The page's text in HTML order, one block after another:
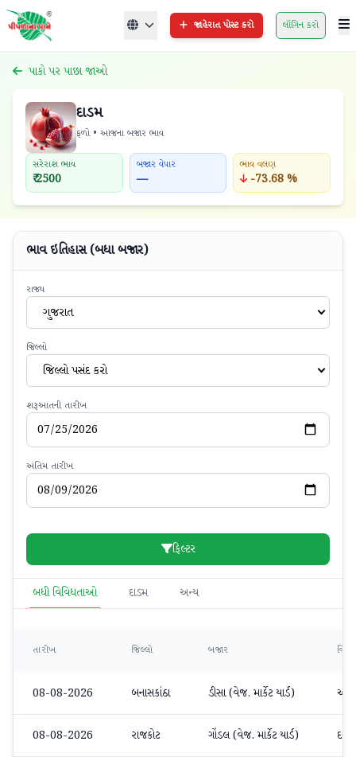
જાહેરાત પોસ્ટ કરો લૉગિન કરો
પાકો પર પાછા જાઓ
દાડમ
ફળો • આજના બજાર ભાવ
સરેરાશ ભાવ
₹ 2500
બજાર વેપાર
—
ભાવ વલણ
-73.68 %
ભાવ ઇતિહાસ (બધા બજાર)
રાજ્ય
ગુજરાત
જિલ્લો
જિલ્લો પસંદ કરો
શરૂઆતની તારીખ
અંતિમ તારીખ
ફિલ્ટર
બધી વિવિધતાઓ દાડમ અન્ય
તારીખ જિલ્લો બજાર
08-08-2026 બનાસકાંઠા ડીસા (વેજ. માર્કેટ યાર્ડ) અન્ય
08-08-2026 રાજકોટ ગોંડલ (વેજ. માર્કેટ યાર્ડ) દાડમ